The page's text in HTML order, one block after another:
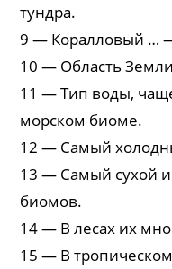
тундра.
9 — Коралловый …
10 — Область
11 — Тип воды,
морском биоме.
12 — Самый
13 — Самый сухой
биомов.
14 — В лесах их
15 — В